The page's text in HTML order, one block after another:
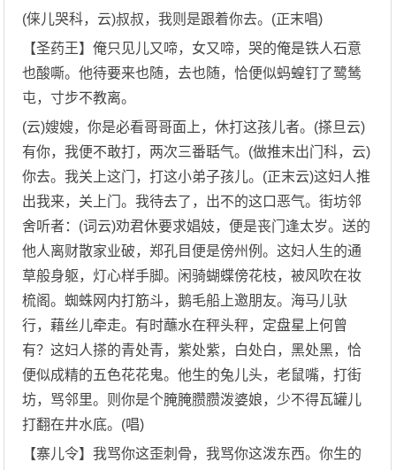
(俫儿哭科，云)叔叔，我则是跟着你去。(正末唱)
【圣药王】俺只见儿又啼，女又啼，哭的俺是铁人石意
也酸嘶。他待要来也随，去也随，恰便似蚂蝗钉了鹭鸶
屯，寸步不教离。
(云)嫂嫂，你是必看哥哥面上，休打这孩儿者。(搽旦云)
有你，我便不敢打，两次三番聒气。(做推末出门科，云)
你去。我关上这门，打这小弟子孩儿。(正末云)这妇人推
出我来，关上门。我待去了，出不的这口恶气。街坊邻
舍听者：(词云)劝君休要求娼妓，便是丧门逢太岁。送的
他人离财散家业破，郑孔目便是傍州例。这妇人生的通
草般身躯，灯心样手脚。闲骑蝴蝶傍花枝，被风吹在妆
梳阁。蜘蛛网内打筋斗，鹅毛船上邀朋友。海马儿驮
行，藉丝儿牵走。有时蘸水在秤头秤，定盘星上何曾
有？这妇人搽的青处青，紫处紫，白处白，黑处黑，恰
便似成精的五色花花鬼。他生的兔儿头，老鼠嘴，打街
坊，骂邻里。则你是个腌腌臜臜泼婆娘，少不得瓦罐儿
打翻在井水底。(唱)
【寨儿令】我骂你这歪刺骨，我骂你这泼东西。你生的